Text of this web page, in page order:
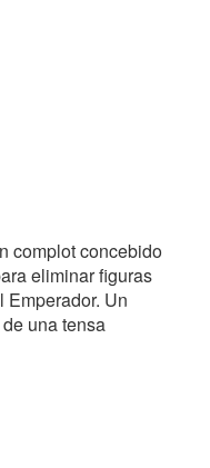
complot concebido
eliminar figuras
Un
una tensa